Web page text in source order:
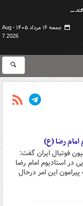
جمعه ۱۶ مرداد ۱۴۰۵ -
Aug
7 2026
فوتبال ایران گفت:
در استادیوم امام رضا
این امر درحال